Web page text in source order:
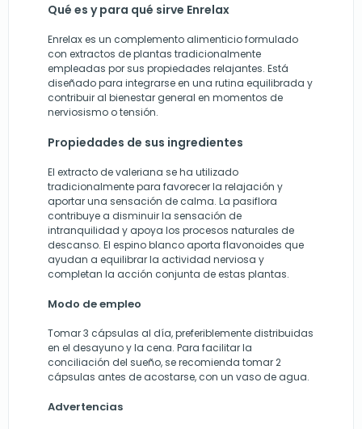
Qué es y para qué sirve Enrelax
Enrelax es un complemento alimenticio formulado
con extractos de plantas tradicionalmente
empleadas por sus propiedades relajantes. Está
diseñado para integrarse en una rutina equilibrada y
contribuir al bienestar general en momentos de
nerviosismo o tensión.
Propiedades de sus ingredientes
El extracto de valeriana se ha utilizado
tradicionalmente para favorecer la relajación y
aportar una sensación de calma. La pasiflora
contribuye a disminuir la sensación de
intranquilidad y apoya los procesos naturales de
descanso. El espino blanco aporta flavonoides que
ayudan a equilibrar la actividad nerviosa y
completan la acción conjunta de estas plantas.
Modo de empleo
Tomar 3 cápsulas al día, preferiblemente distribuidas
en el desayuno y la cena. Para facilitar la
conciliación del sueño, se recomienda tomar 2
cápsulas antes de acostarse, con un vaso de agua.
Advertencias